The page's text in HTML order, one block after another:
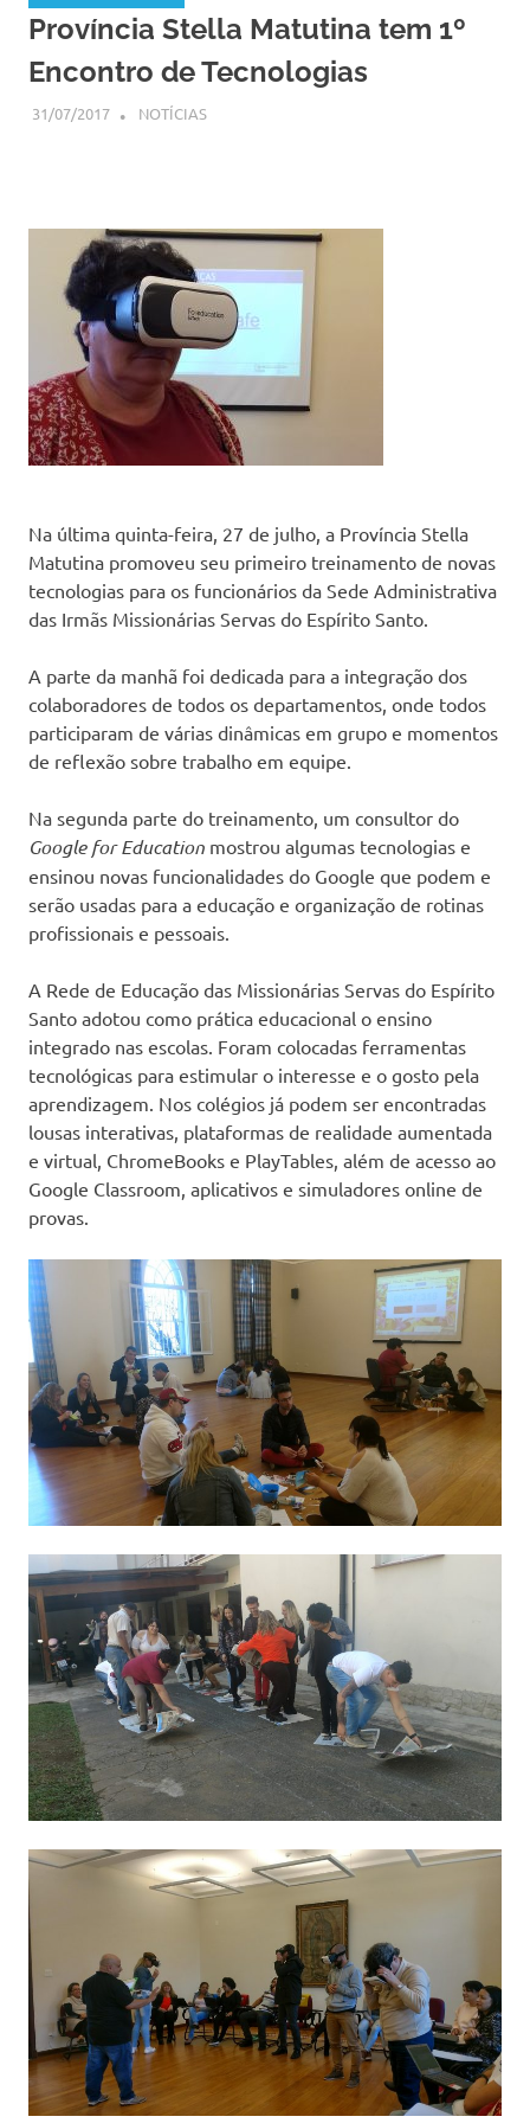
Província Stella Matutina tem 1º
Encontro de Tecnologias
31/07/2017 SSPS BRASIL
NOTÍCIAS
Na última quinta-feira, 27 de julho, a Província Stella
Matutina promoveu seu primeiro treinamento de novas
tecnologias para os funcionários da Sede Administrativa
das Irmãs Missionárias Servas do Espírito Santo.
A parte da manhã foi dedicada para a integração dos
colaboradores de todos os departamentos, onde todos
participaram de várias dinâmicas em grupo e momentos
de reflexão sobre trabalho em equipe.
Na segunda parte do treinamento, um consultor do
Google for Education mostrou algumas tecnologias e
ensinou novas funcionalidades do Google que podem e
serão usadas para a educação e organização de rotinas
profissionais e pessoais.
A Rede de Educação das Missionárias Servas do Espírito
Santo adotou como prática educacional o ensino
integrado nas escolas. Foram colocadas ferramentas
tecnológicas para estimular o interesse e o gosto pela
aprendizagem. Nos colégios já podem ser encontradas
lousas interativas, plataformas de realidade aumentada
e virtual, ChromeBooks e PlayTables, além de acesso ao
Google Classroom, aplicativos e simuladores online de
provas.